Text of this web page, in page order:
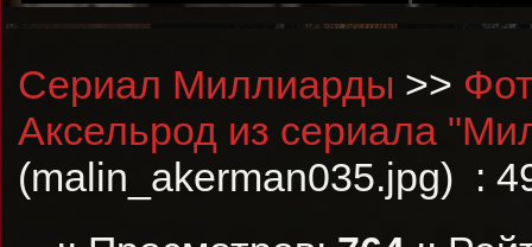
Сериал Миллиарды >>
Аксельрод из сериала
(malin_akerman035.jpg) :